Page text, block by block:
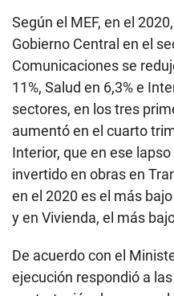
Según el MEF, en el
Gobierno Central en el
Comunicaciones se
11%, Salud en 6,3% e
sectores, en los tres
aumentó en el cuarto
Interior, que en ese
invertido en obras en
en el 2020 es el más
y en Vivienda, el más
De acuerdo con el
ejecución respondió a